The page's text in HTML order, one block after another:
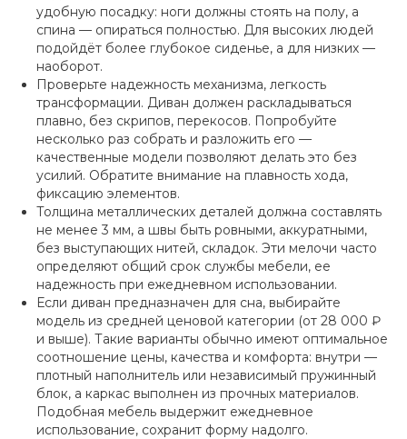
удобную посадку: ноги должны стоять на полу, а
спина — опираться полностью. Для высоких людей
подойдёт более глубокое сиденье, а для низких —
наоборот.
Проверьте надежность механизма, легкость
трансформации. Диван должен раскладываться
плавно, без скрипов, перекосов. Попробуйте
несколько раз собрать и разложить его —
качественные модели позволяют делать это без
усилий. Обратите внимание на плавность хода,
фиксацию элементов.
Толщина металлических деталей должна составлять
не менее 3 мм, а швы быть ровными, аккуратными,
без выступающих нитей, складок. Эти мелочи часто
определяют общий срок службы мебели, ее
надежность при ежедневном использовании.
Если диван предназначен для сна, выбирайте
модель из средней ценовой категории (от 28 000 ₽
и выше). Такие варианты обычно имеют оптимальное
соотношение цены, качества и комфорта: внутри —
плотный наполнитель или независимый пружинный
блок, а каркас выполнен из прочных материалов.
Подобная мебель выдержит ежедневное
использование, сохранит форму надолго.